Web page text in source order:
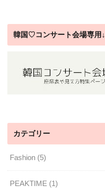
韓国♡コンサート会場専用↓
カテゴリー
Fashion (5)
PEAKTIME (1)